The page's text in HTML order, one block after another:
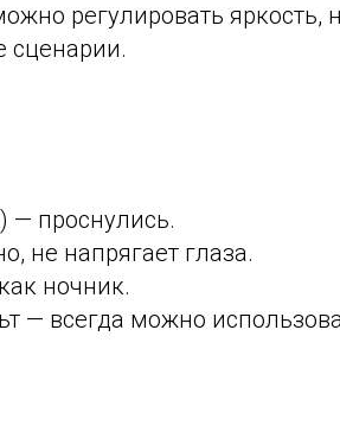
регулировать яркость,
сценарии.
— проснулись.
не напрягает глаза.
ночник.
— всегда можно